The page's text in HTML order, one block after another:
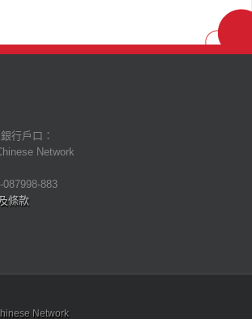
行戶口：
Network
883
條款
Network